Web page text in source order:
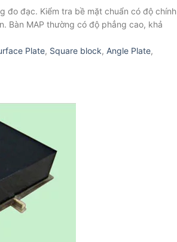
đạc. Kiểm tra bề mặt chuẩn có độ chính
Bàn MAP thường có độ phẳng cao, khả
Plate, Square block, Angle Plate,